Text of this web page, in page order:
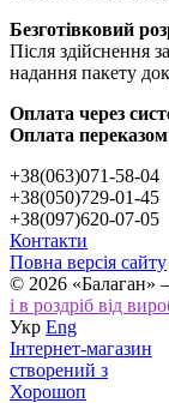
Безготівковий
Після здійснення
надання пакету
Оплата через
Оплата
+38(063)071-58-04
+38(050)729-01-45
+38(097)620-07-05
Контакти
Повна версія сайту
© 2026 «Балаган» –
і в роздріб від
Укр Eng
Інтернет-магазин
створений з
Хорошоп